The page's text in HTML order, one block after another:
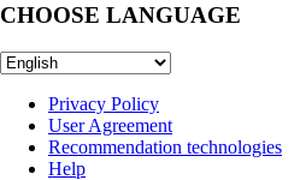
CHOOSE LANGUAGE
Privacy Policy
User Agreement
Recommendation technologies
Help